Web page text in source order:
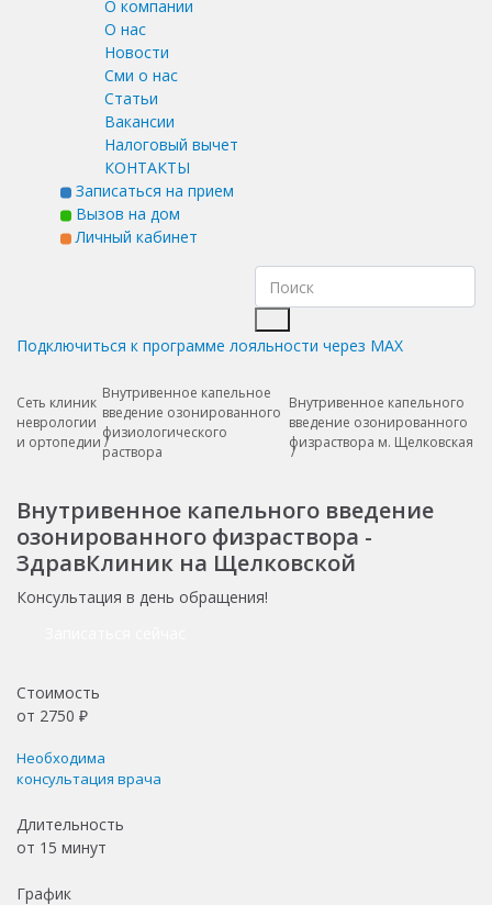
О компании
О нас
Новости
Сми о нас
Статьи
Вакансии
Налоговый вычет
КОНТАКТЫ
Записаться на прием
Вызов на дом
Личный кабинет
Подключиться к программе лояльности через MAX
Сеть клиник
неврологии
и ортопедии
Внутривенное капельное
введение озонированного
физиологического
раствора
Внутривенное капельного
введение озонированного
физраствора м. Щелковская
Внутривенное капельного введение
озонированного физраствора -
ЗдравКлиник на Щелковской
Консультация в день обращения!
Стоимость
от 2750 ₽
Необходима
консультация врача
Длительность
от 15 минут
График